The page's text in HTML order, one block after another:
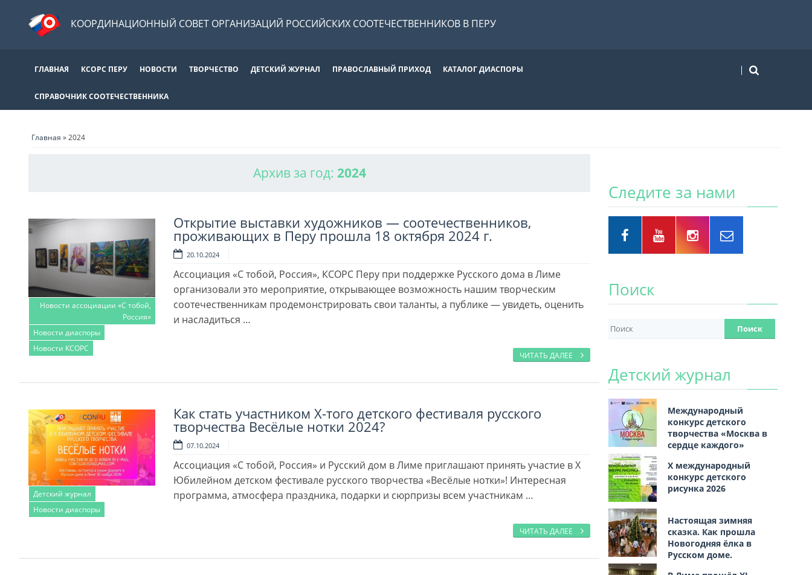
КООРДИНАЦИОННЫЙ СОВЕТ ОРГАНИЗАЦИЙ РОССИЙСКИХ СООТЕЧЕСТВЕННИКОВ В ПЕРУ
ГЛАВНАЯ КСОРС ПЕРУ НОВОСТИ ТВОРЧЕСТВО ДЕТСКИЙ ЖУРНАЛ ПРАВОСЛАВНЫЙ ПРИХОД КАТАЛОГ ДИАСПОРЫ
СПРАВОЧНИК СООТЕЧЕСТВЕННИКА
Главная »2024
Архив за год: 2024
Новости ассоциации «С тобой,
Россия»
Новости диаспоры
Новости КСОРС
Читать далее
Открытие выставки художников — соотечественников,
проживающих в Перу прошла 18 октября 2024 г.
20.10.2024
Ассоциация «С тобой, Россия», КСОРС Перу при поддержке Русского дома в Лиме
организовали это мероприятие, открывающее возможность нашим творческим
соотечественникам продемонстрировать свои таланты, а публике — увидеть, оценить
и насладиться …
ЧИТАТЬ ДАЛЕЕ
Детский журнал
Новости диаспоры
Как стать участником X-того детского фестиваля русского
творчества Весёлые нотки 2024?
07.10.2024
Ассоциация «С тобой, Россия» и Русский дом в Лиме приглашают принять участие в X
Юбилейном детском фестивале русского творчества «Весёлые нотки»! Интересная
программа, атмосфера праздника, подарки и сюрпризы всем участникам …
ЧИТАТЬ ДАЛЕЕ
Следите за нами
Поиск
Детский журнал
Международный
конкурс детского
творчества «Москва в
сердце каждого»
Х международный
конкурс детского
рисунка 2026
Настоящая зимняя
сказка. Как прошла
Новогодняя ёлка в
Русском доме.